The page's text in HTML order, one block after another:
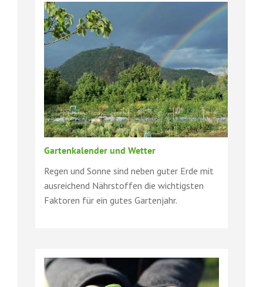
Gartenkalender und Wetter
Regen und Sonne sind neben guter Erde mit
ausreichend Nährstoffen die wichtigsten
Faktoren für ein gutes Gartenjahr.